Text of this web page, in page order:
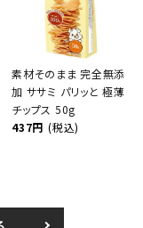
素材そのまま 完全無添
加 ササミ パリッと 極薄
チップス 50g
437円 (税込)